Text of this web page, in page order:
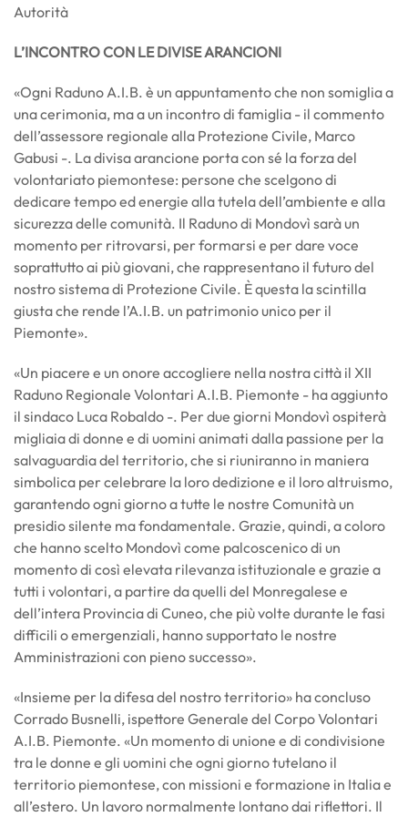
Autorità
L’INCONTRO CON LE DIVISE ARANCIONI
«Ogni Raduno A.I.B. è un appuntamento che non somiglia a
una cerimonia, ma a un incontro di famiglia - il commento
dell’assessore regionale alla Protezione Civile, Marco
Gabusi -. La divisa arancione porta con sé la forza del
volontariato piemontese: persone che scelgono di
dedicare tempo ed energie alla tutela dell’ambiente e alla
sicurezza delle comunità. Il Raduno di Mondovì sarà un
momento per ritrovarsi, per formarsi e per dare voce
soprattutto ai più giovani, che rappresentano il futuro del
nostro sistema di Protezione Civile. È questa la scintilla
giusta che rende l’A.I.B. un patrimonio unico per il
Piemonte».
«Un piacere e un onore accogliere nella nostra città il XII
Raduno Regionale Volontari A.I.B. Piemonte - ha aggiunto
il sindaco Luca Robaldo -. Per due giorni Mondovì ospiterà
migliaia di donne e di uomini animati dalla passione per la
salvaguardia del territorio, che si riuniranno in maniera
simbolica per celebrare la loro dedizione e il loro altruismo,
garantendo ogni giorno a tutte le nostre Comunità un
presidio silente ma fondamentale. Grazie, quindi, a coloro
che hanno scelto Mondovì come palcoscenico di un
momento di così elevata rilevanza istituzionale e grazie a
tutti i volontari, a partire da quelli del Monregalese e
dell’intera Provincia di Cuneo, che più volte durante le fasi
difficili o emergenziali, hanno supportato le nostre
Amministrazioni con pieno successo».
«Insieme per la difesa del nostro territorio» ha concluso
Corrado Busnelli, ispettore Generale del Corpo Volontari
A.I.B. Piemonte. «Un momento di unione e di condivisione
tra le donne e gli uomini che ogni giorno tutelano il
territorio piemontese, con missioni e formazione in Italia e
all’estero. Un lavoro normalmente lontano dai riflettori. Il